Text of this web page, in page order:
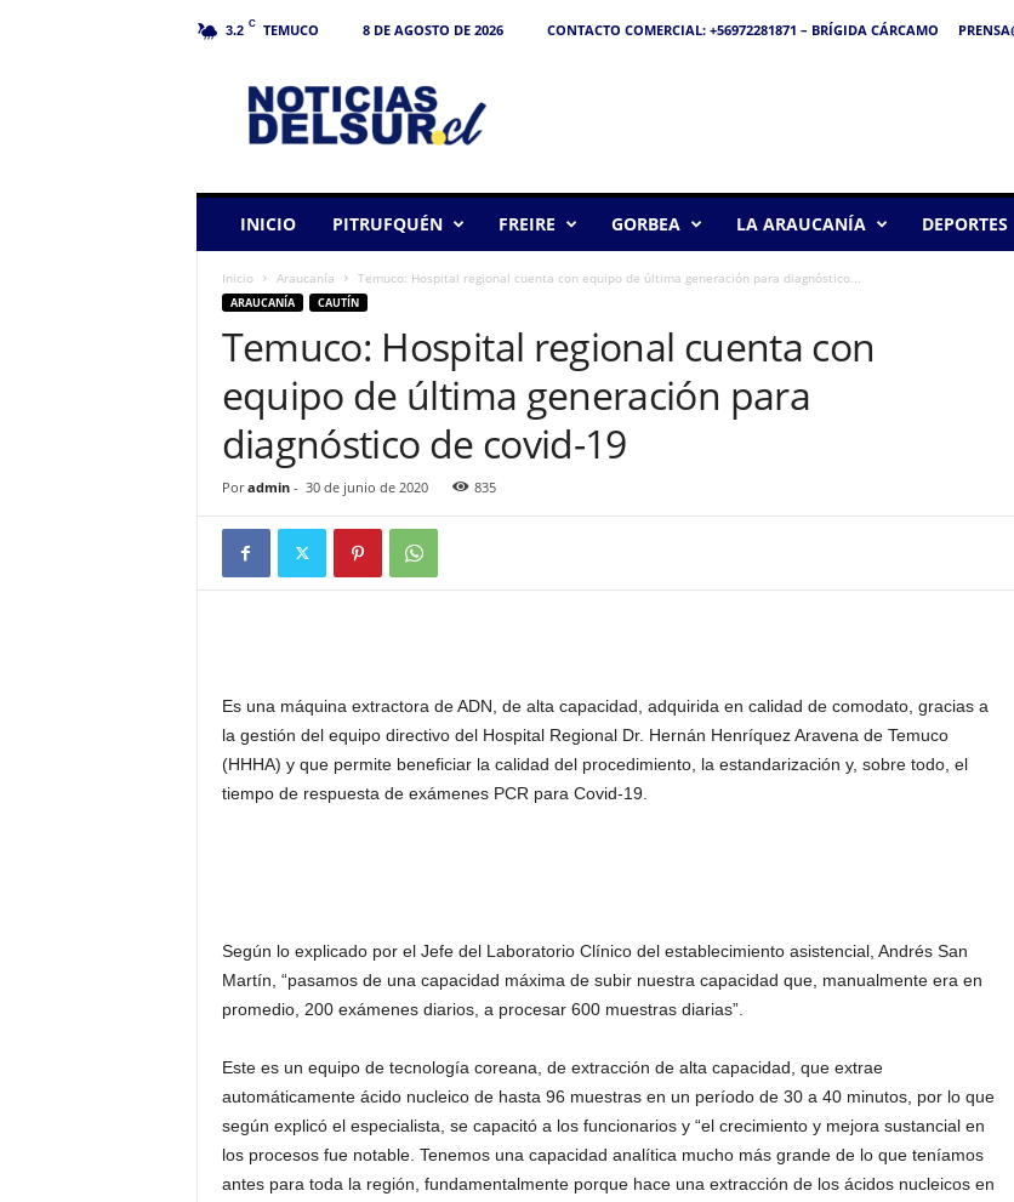
3.2 C TEMUCO 8 DE AGOSTO DE 2026 CONTACTO COMERCIAL: +56972281871 – BRÍGIDA CÁRCAMO
INICIO PITRUFQUÉN FREIRE GORBEA LA ARAUCANÍA DEPORTES
Inicio Araucanía Temuco: Hospital regional cuenta con equipo de última generación para diagnóstico...
ARAUCANÍA CAUTÍN
Temuco: Hospital regional cuenta con
equipo de última generación para
diagnóstico de covid-19
Por admin- 30 de junio de 2020 835
Es una máquina extractora de ADN, de alta capacidad, adquirida en calidad de comodato, gracias a
la gestión del equipo directivo del Hospital Regional Dr. Hernán Henríquez Aravena de Temuco
(HHHA) y que permite beneficiar la calidad del procedimiento, la estandarización y, sobre todo, el
tiempo de respuesta de exámenes PCR para Covid-19.
Según lo explicado por el Jefe del Laboratorio Clínico del establecimiento asistencial, Andrés San
Martín, “pasamos de una capacidad máxima de subir nuestra capacidad que, manualmente era en
promedio, 200 exámenes diarios, a procesar 600 muestras diarias”.
Este es un equipo de tecnología coreana, de extracción de alta capacidad, que extrae
automáticamente ácido nucleico de hasta 96 muestras en un período de 30 a 40 minutos, por lo que
según explicó el especialista, se capacitó a los funcionarios y “el crecimiento y mejora sustancial en
los procesos fue notable. Tenemos una capacidad analítica mucho más grande de lo que teníamos
antes para toda la región, fundamentalmente porque hace una extracción de los ácidos nucleicos en